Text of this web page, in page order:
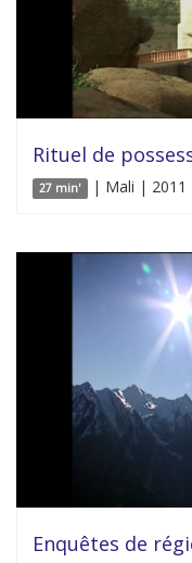
Rituel de
27 min' | Mali | 2011
Enquêtes de